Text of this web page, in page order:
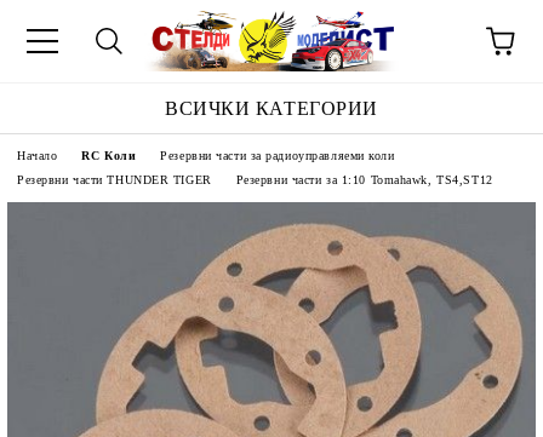
ВСИЧКИ КАТЕГОРИИ
Начало RC Коли
Резервни части за радиоуправляеми коли
Резервни части THUNDER TIGER
Резервни части за 1:10 Tomahawk, TS4,ST12